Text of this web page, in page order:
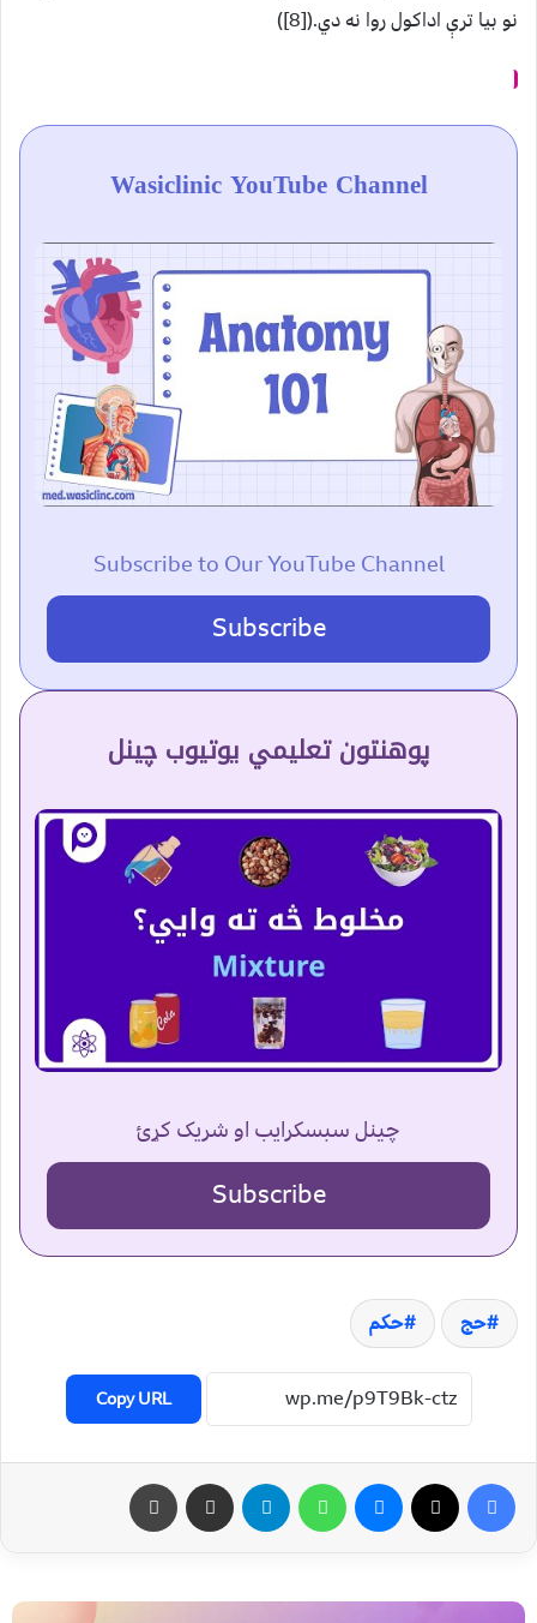
نو بیا ترې اداکول روا نه دي.([8])
Wasiclinic YouTube Channel
Subscribe to Our YouTube Channel
Subscribe
پوهنتون تعلیمي یوتیوب چینل
چینل سبسکرایب او شریک کړئ
Subscribe
حج حکم
Copy URL